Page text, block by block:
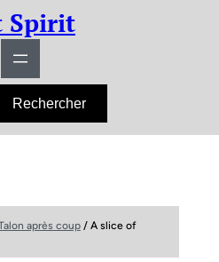
Spirit
Rechercher
après coup/ A slice of